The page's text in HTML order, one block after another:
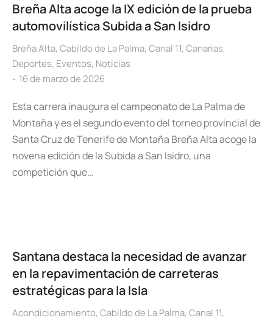
Breña Alta acoge la IX edición de la prueba
automovilística Subida a San Isidro
Breña Alta, Cabildo de La Palma, Canal 11, Canarias,
Deportes, Eventos, Noticias
16 de marzo de 2026
Esta carrera inaugura el campeonato de La Palma de
Montaña y es el segundo evento del torneo provincial de
Santa Cruz de Tenerife de Montaña Breña Alta acoge la
novena edición de la Subida a San Isidro, una
competición que…
Santana destaca la necesidad de avanzar
en la repavimentación de carreteras
estratégicas para la Isla
Acondicionamiento, Cabildo de La Palma, Canal 11,